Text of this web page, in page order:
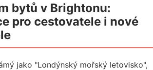
bytů v Brightonu:
pro cestovatele i nové
jako "Londýnský mořský letovisko",